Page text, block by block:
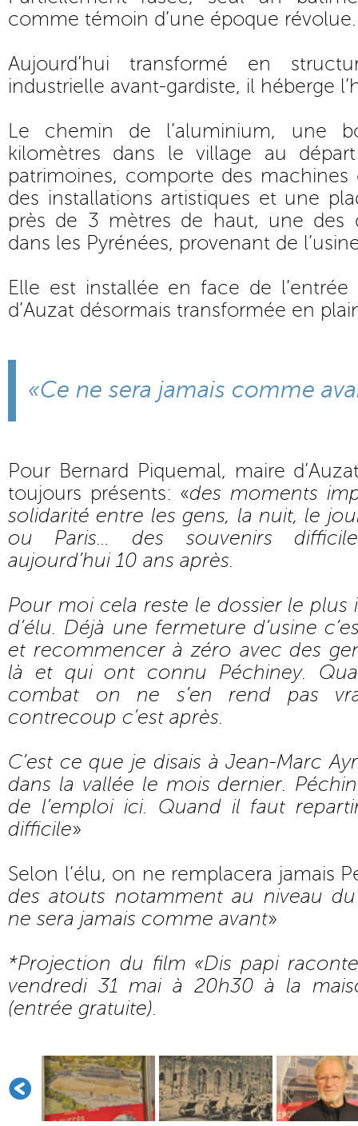
comme témoin d’une époque révolue.
Aujourd’hui transformé en
industrielle avant-gardiste, il héberge
Le chemin de l’aluminium, une
kilomètres dans le village au
patrimoines, comporte des machines
des installations artistiques et une
près de 3 mètres de haut, une des
dans les Pyrénées, provenant de
Elle est installée en face de l’entrée
d’Auzat désormais transformée en
«Ce ne sera jamais comme
Pour Bernard Piquemal, maire
toujours présents: «des moments
solidarité entre les gens, la nuit, le
ou Paris… des souvenirs
aujourd’hui 10 ans après.
Pour moi cela reste le dossier le
d’élu. Déjà une fermeture d’usine
et recommencer à zéro avec des
là et qui ont connu Péchiney.
combat on ne s’en rend pas
contrecoup c’est après.
C’est ce que je disais à Jean-Marc
dans la vallée le mois dernier.
de l’emploi ici. Quand il faut
difficile»
Selon l’élu, on ne remplacera jamais
des atouts notamment au niveau
ne sera jamais comme avant»
*Projection du film «Dis papi
vendredi 31 mai à 20h30 à la
(entrée gratuite).